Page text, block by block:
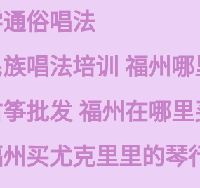
俗唱法
族唱法培训 福州
批发 福州在哪
买尤克里里的琴